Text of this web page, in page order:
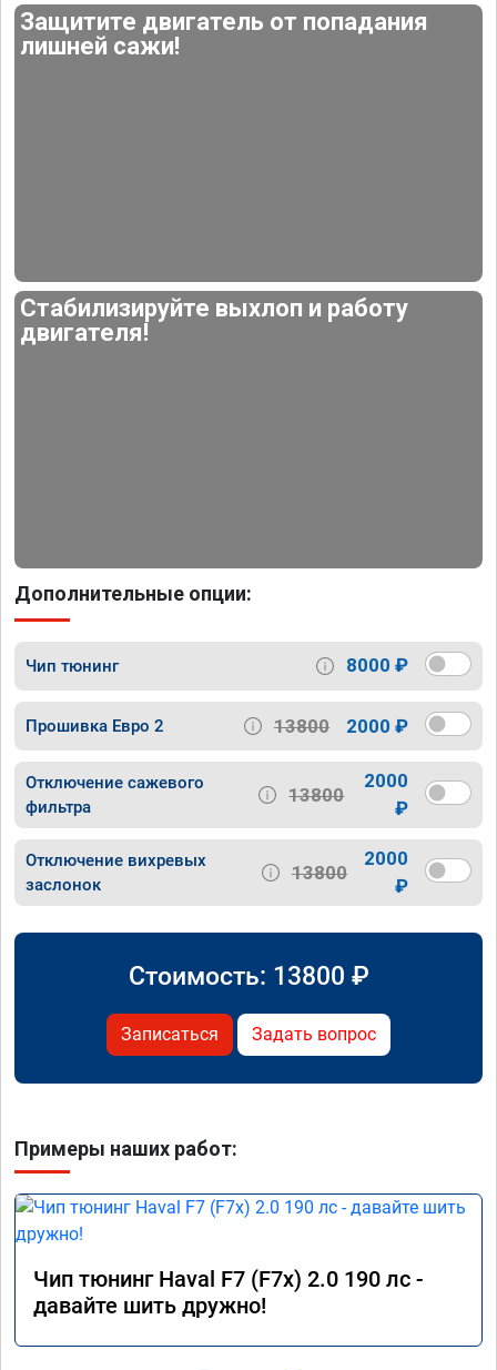
Защитите двигатель от попадания
лишней сажи!
Стабилизируйте выхлоп и работу
двигателя!
Дополнительные опции:
Чип тюнинг 8000 ₽
Прошивка Евро 2 13800 2000 ₽
Отключение сажевого
фильтра
13800
2000
₽
Отключение вихревых
заслонок
13800
2000
₽
Стоимость: 13800 ₽
Записаться Задать вопрос
Примеры наших работ:
Чип тюнинг Haval F7 (F7x) 2.0 190 лс -
давайте шить дружно!